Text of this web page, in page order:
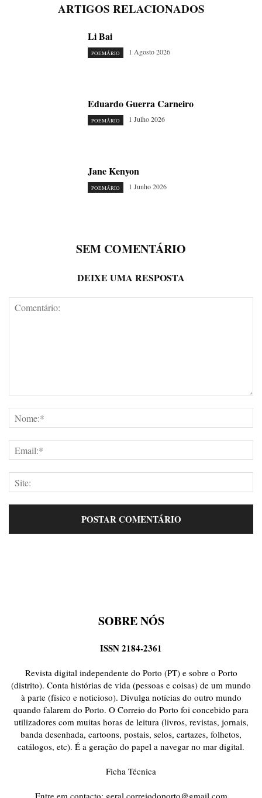
ARTIGOS RELACIONADOS
Li Bai
POEMÁRIO 1 Agosto 2026
Eduardo Guerra Carneiro
POEMÁRIO 1 Julho 2026
Jane Kenyon
POEMÁRIO 1 Junho 2026
SEM COMENTÁRIO
DEIXE UMA RESPOSTA
SOBRE NÓS
ISSN 2184-2361
Revista digital independente do Porto (PT) e sobre o Porto
(distrito). Conta histórias de vida (pessoas e coisas) de um mundo
à parte (físico e noticioso). Divulga notícias do outro mundo
quando falarem do Porto. O Correio do Porto foi concebido para
utilizadores com muitas horas de leitura (livros, revistas, jornais,
banda desenhada, cartoons, postais, selos, cartazes, folhetos,
catálogos, etc). É a geração do papel a navegar no mar digital.
Ficha Técnica
Entre em contacto: geral.correiodoporto@gmail.com